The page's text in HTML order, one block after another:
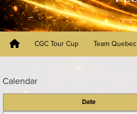
CGC Tour Cup Team Quebec